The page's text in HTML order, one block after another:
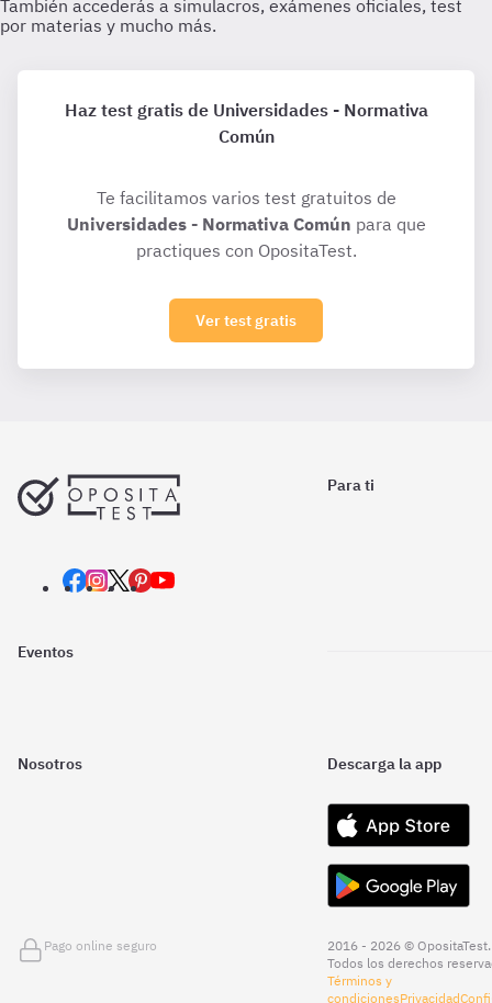
Haz test gratis de Universidades - Normativa
Común
Te facilitamos varios test gratuitos de
Universidades - Normativa Común para que
practiques con OpositaTest.
Ver test gratis
Para ti
Eventos
Nosotros Descarga la app
Pago online seguro
2016 - 2026 © OpositaTest.
Todos los derechos
Términos y
condicionesPrivacidad